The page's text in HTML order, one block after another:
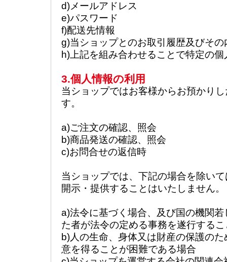
d)メールアドレス
e)パスワード
f)配送先情報
g)当ショップとのお取引履歴及びその
h)上記を組み合わせることで特定の
3.個人情報の利用
当ショップではお客様からお預かり
す。
a)ご注文の確認、照会
b)商品発送の確認、照会
c)お問合せの返信時
当ショップでは、下記の場合を除い
開示・提供することはいたしません。
a)法令に基づく場合、及び国の機関
た者が法令の定める事務を遂行する
b)人の生命、身体又は財産の保護の
意を得ることが困難である場合